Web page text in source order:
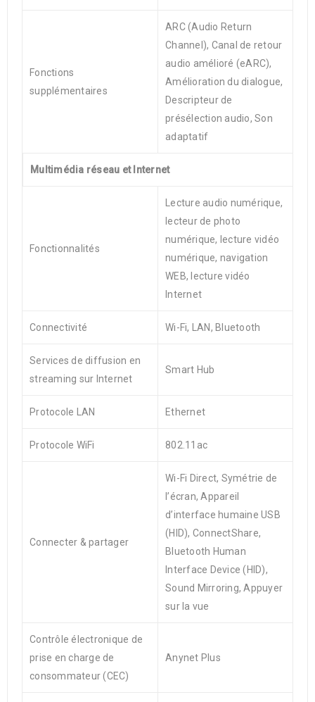
Fonctions
supplémentaires
ARC (Audio Return
Channel), Canal de retour
audio amélioré (eARC),
Amélioration du dialogue,
Descripteur de
présélection audio, Son
adaptatif
Multimédia réseau et Internet
Fonctionnalités
Lecture audio numérique,
lecteur de photo
numérique, lecture vidéo
numérique, navigation
WEB, lecture vidéo
Internet
Connectivité Wi-Fi, LAN, Bluetooth
Services de diffusion en
streaming sur Internet
Smart Hub
Protocole LAN Ethernet
Protocole WiFi 802.11ac
Connecter & partager
Wi-Fi Direct, Symétrie de
l’écran, Appareil
d’interface humaine USB
(HID), ConnectShare,
Bluetooth Human
Interface Device (HID),
Sound Mirroring, Appuyer
sur la vue
Contrôle électronique de
prise en charge de
consommateur (CEC)
Anynet Plus